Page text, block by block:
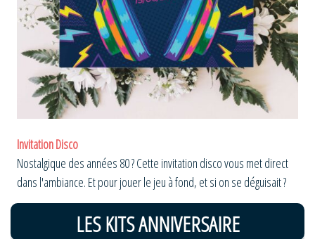
Invitation Disco
Nostalgique des années 80 ? Cette invitation disco vous met direct
dans l'ambiance. Et pour jouer le jeu à fond, et si on se déguisait ?
LES KITS ANNIVERSAIRE